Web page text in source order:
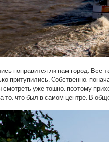
понравится ли нам город.
притупились. Собственно,
уже тошно, поэтому
что был в самом центре. В